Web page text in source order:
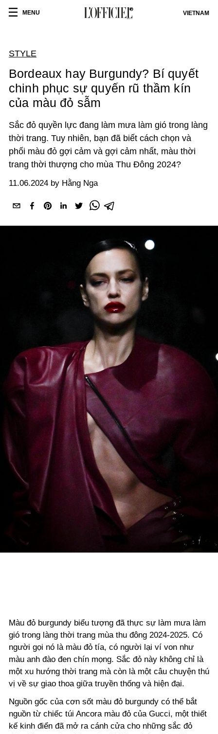
MENU VIETNAM
STYLE
Bordeaux hay Burgundy? Bí quyết
chinh phục sự quyến rũ thầm kín
của màu đỏ sẫm
Sắc đỏ quyền lực đang làm mưa làm gió trong làng
thời trang. Tuy nhiên, bạn đã biết cách chọn và
phối màu đỏ gợi cảm và gợi cảm nhất, màu thời
trang thời thượng cho mùa Thu Đông 2024?
11.06.2024 by Hằng Nga
Màu đỏ burgundy biểu tượng đã thực sự làm mưa làm
gió trong làng thời trang mùa thu đông 2024-2025. Có
người gọi nó là màu đỏ tía, có người lại ví von như
màu anh đào đen chín mọng. Sắc đỏ này không chỉ là
một xu hướng thời trang mà còn là một câu chuyện thú
vị về sự giao thoa giữa truyền thống và hiện đại.
Nguồn gốc của cơn sốt màu đỏ burgundy có thể bắt
nguồn từ chiếc túi Ancora màu đỏ của Gucci, một thiết
kế kinh điển đã mở ra cánh cửa cho những sắc đỏ